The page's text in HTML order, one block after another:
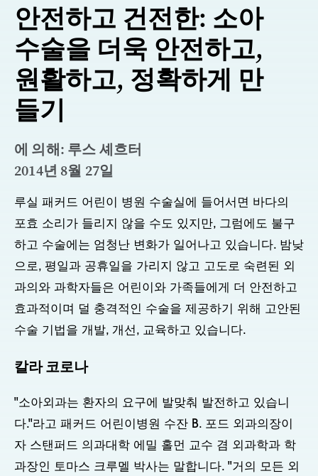
안전하고 건전한: 소아
수술을 더욱 안전하고,
원활하고, 정확하게 만
들기
에 의해: 루스 셰흐터
2014년 8월 27일
루실 패커드 어린이 병원 수술실에 들어서면 바다의
포효 소리가 들리지 않을 수도 있지만, 그럼에도 불구
하고 수술에는 엄청난 변화가 일어나고 있습니다. 밤낮
으로, 평일과 공휴일을 가리지 않고 고도로 숙련된 외
과의와 과학자들은 어린이와 가족들에게 더 안전하고
효과적이며 덜 충격적인 수술을 제공하기 위해 고안된
수술 기법을 개발, 개선, 교육하고 있습니다.
칼라 코로나
"소아외과는 환자의 요구에 발맞춰 발전하고 있습니
다."라고 패커드 어린이병원 수잔 B. 포드 외과의장이
자 스탠퍼드 의과대학 에밀 홀먼 교수 겸 외과학과 학
과장인 토마스 크루멜 박사는 말합니다. "거의 모든 외